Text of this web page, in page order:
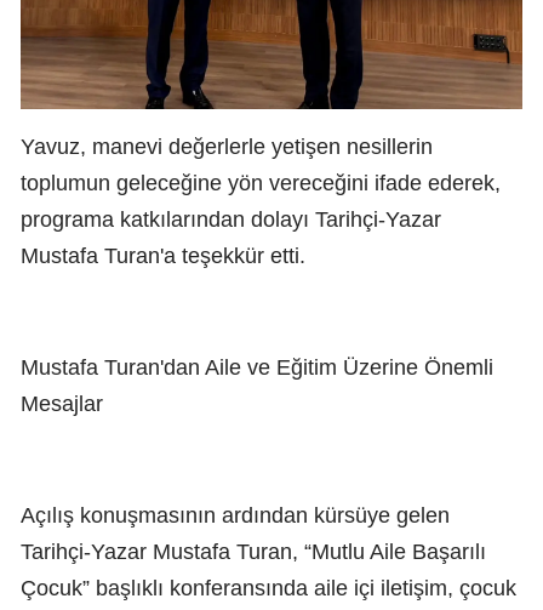
Yavuz, manevi değerlerle yetişen nesillerin
toplumun geleceğine yön vereceğini ifade ederek,
programa katkılarından dolayı Tarihçi-Yazar
Mustafa Turan'a teşekkür etti.
Mustafa Turan'dan Aile ve Eğitim Üzerine Önemli
Mesajlar
Açılış konuşmasının ardından kürsüye gelen
Tarihçi-Yazar Mustafa Turan, “Mutlu Aile Başarılı
Çocuk” başlıklı konferansında aile içi iletişim, çocuk